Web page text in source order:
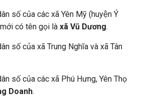
số của các xã Yên Mỹ (huyện Ý
mới có tên gọi là xã Vũ Dương.
số của xã Trung Nghĩa và xã Tân
số của các xã Phú Hưng, Yên Thọ
Doanh.